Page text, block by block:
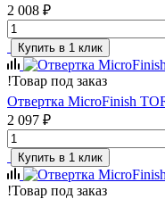
2 008 ₽
Купить в 1 клик
!Товар под заказ
Отвертка MicroFinish
2 097 ₽
Купить в 1 клик
!Товар под заказ